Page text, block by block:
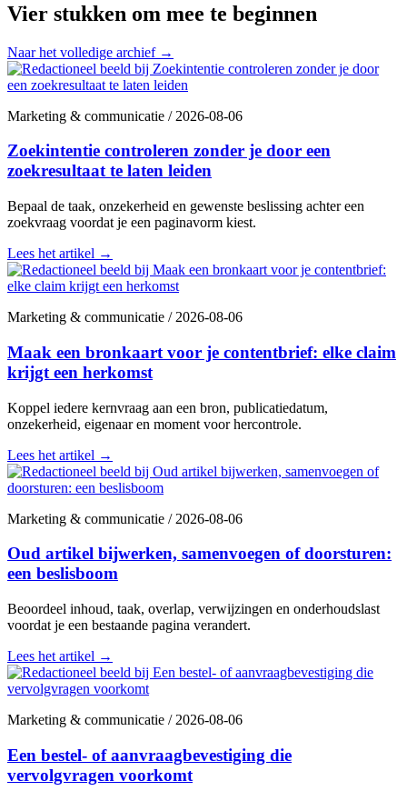
Vier stukken om mee te beginnen
Naar het volledige archief →
Marketing & communicatie /2026-08-06
Zoekintentie controleren zonder je door een
zoekresultaat te laten leiden
Bepaal de taak, onzekerheid en gewenste beslissing achter een
zoekvraag voordat je een paginavorm kiest.
Lees het artikel →
Marketing & communicatie /2026-08-06
Maak een bronkaart voor je contentbrief: elke claim
krijgt een herkomst
Koppel iedere kernvraag aan een bron, publicatiedatum,
onzekerheid, eigenaar en moment voor hercontrole.
Lees het artikel →
Marketing & communicatie /2026-08-06
Oud artikel bijwerken, samenvoegen of doorsturen:
een beslisboom
Beoordeel inhoud, taak, overlap, verwijzingen en onderhoudslast
voordat je een bestaande pagina verandert.
Lees het artikel →
Marketing & communicatie /2026-08-06
Een bestel- of aanvraagbevestiging die
vervolgvragen voorkomt